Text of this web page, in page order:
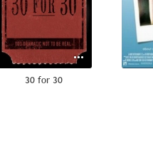
30 for 30